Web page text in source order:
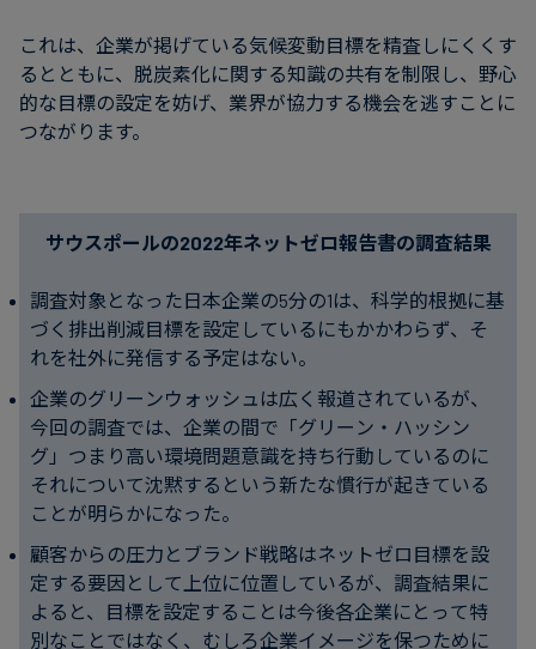
これは、企業が掲げている気候変動目標を精査しにくくす
るとともに、脱炭素化に関する知識の共有を制限し、野心
的な目標の設定を妨げ、業界が協力する機会を逃すことに
つながります。
サウスポールの2022年ネットゼロ報告書の調査結果
調査対象となった日本企業の5分の1は、科学的根拠に基
づく排出削減目標を設定しているにもかかわらず、そ
れを社外に発信する予定はない。
企業のグリーンウォッシュは広く報道されているが、
今回の調査では、企業の間で「グリーン・ハッシン
グ」つまり高い環境問題意識を持ち行動しているのに
それについて沈黙するという新たな慣行が起きている
ことが明らかになった。
顧客からの圧力とブランド戦略はネットゼロ目標を設
定する要因として上位に位置しているが、調査結果に
よると、目標を設定することは今後各企業にとって特
別なことではなく、むしろ企業イメージを保つために